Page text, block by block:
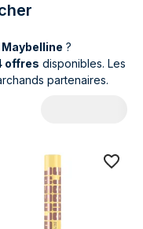
?
offres disponibles. Les
partenaires.
(14